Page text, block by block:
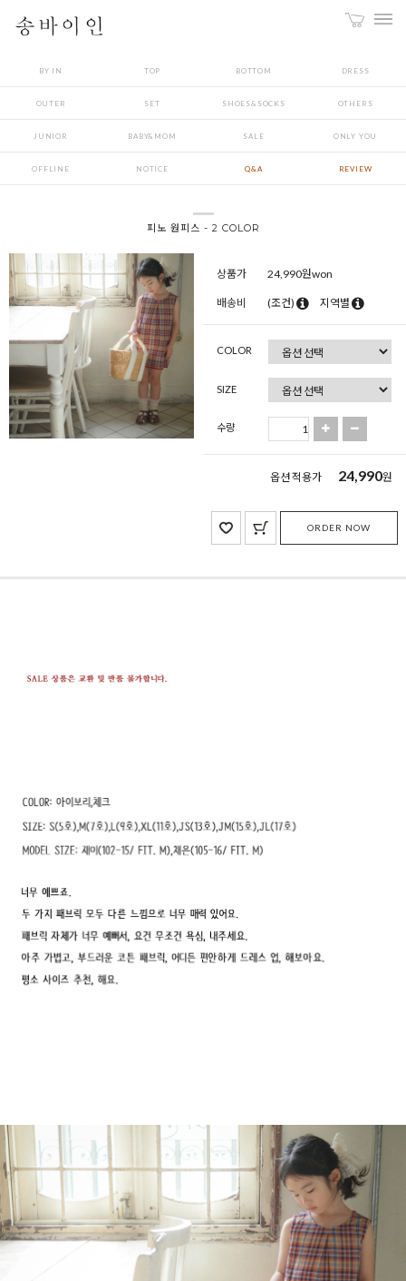
BY IN TOP BOTTOM DRESS
OUTER SET SHOES&SOCKS OTHERS
JUNIOR BABY&MOM SALE ONLY YOU
OFFLINE NOTICE Q&A REVIEW
피노 원피스 - 2 COLOR
상품가 24,990원won
배송비 (조건) 지역별
COLOR
SIZE
수량
옵션 적용가 24,990원
ORDER NOW